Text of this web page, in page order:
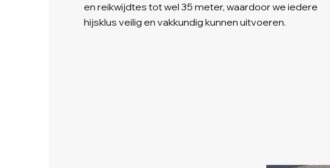
en reikwijdtes tot wel 35 meter, waardoor we iedere
hijsklus veilig en vakkundig kunnen uitvoeren.